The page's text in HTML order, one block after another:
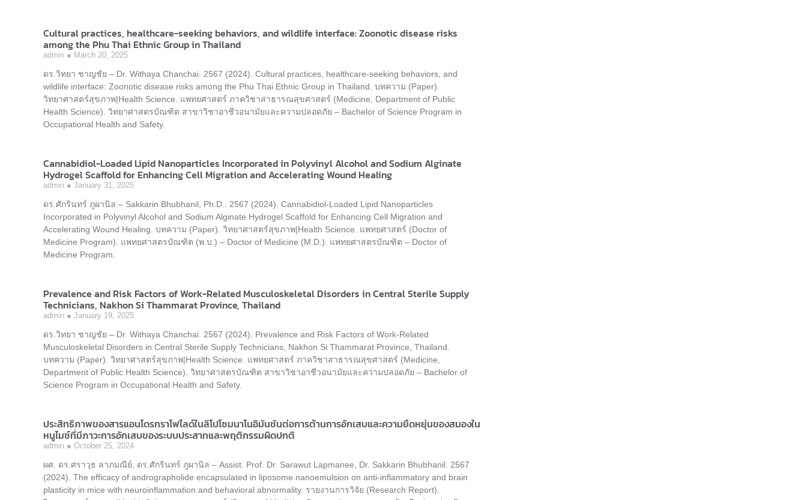
Cultural practices, healthcare-seeking behaviors, and wildlife interface: Zoonotic disease risks
among the Phu Thai Ethnic Group in Thailand
admin March 20, 2025
ดร.วิทยา ชาญชัย – Dr. Withaya Chanchai. 2567 (2024). Cultural practices, healthcare-seeking behaviors, and
wildlife interface: Zoonotic disease risks among the Phu Thai Ethnic Group in Thailand. บทความ (Paper).
วิทยาศาสตร์สุขภาพ|Health Science. แพทยศาสตร์ ภาควิชาสาธารณสุขศาสตร์ (Medicine, Department of Public
Health Science). วิทยาศาสตรบัณฑิต สาขาวิชาอาชีวอนามัยและความปลอดภัย – Bachelor of Science Program in
Occupational Health and Safety.
Cannabidiol-Loaded Lipid Nanoparticles Incorporated in Polyvinyl Alcohol and Sodium Alginate
Hydrogel Scaffold for Enhancing Cell Migration and Accelerating Wound Healing
admin January 31, 2025
ดร.ศักรินทร์ ภูผานิล – Sakkarin Bhubhanil, Ph.D.. 2567 (2024). Cannabidiol-Loaded Lipid Nanoparticles
Incorporated in Polyvinyl Alcohol and Sodium Alginate Hydrogel Scaffold for Enhancing Cell Migration and
Accelerating Wound Healing. บทความ (Paper). วิทยาศาสตร์สุขภาพ|Health Science. แพทยศาสตร์ (Doctor of
Medicine Program). แพทยศาสตรบัณฑิต (พ.บ.) – Doctor of Medicine (M.D.). แพทยศาสตรบัณฑิต – Doctor of
Medicine Program.
Prevalence and Risk Factors of Work-Related Musculoskeletal Disorders in Central Sterile Supply
Technicians, Nakhon Si Thammarat Province, Thailand
admin January 19, 2025
ดร.วิทยา ชาญชัย – Dr. Withaya Chanchai. 2567 (2024). Prevalence and Risk Factors of Work-Related
Musculoskeletal Disorders in Central Sterile Supply Technicians, Nakhon Si Thammarat Province, Thailand.
บทความ (Paper). วิทยาศาสตร์สุขภาพ|Health Science. แพทยศาสตร์ ภาควิชาสาธารณสุขศาสตร์ (Medicine,
Department of Public Health Science). วิทยาศาสตรบัณฑิต สาขาวิชาอาชีวอนามัยและความปลอดภัย – Bachelor of
Science Program in Occupational Health and Safety.
ประสิทธิภาพของสารแอนโดรกราโฟไลด์ในลิโปโซมนาโนอิมันชันต่อการต้านการอักเสบและความยืดหยุ่นของสมองใน
หนูไมซ์ที่มีภาวะการอักเสบของระบบประสาทและพฤติกรรมผิดปกติ
admin October 25, 2024
ผศ. ดร.ศราวุธ ลาภมณีย์, ดร.ศักรินทร์ ภูผานิล – Assist. Prof. Dr. Sarawut Lapmanee, Dr. Sakkarin Bhubhanil. 2567
(2024). The efficacy of andrographolide encapsulated in liposome nanoemulsion on anti-inflammatory and brain
plasticity in mice with neuroinflammation and behavioral abnormality. รายงานการวิจัย (Research Report).